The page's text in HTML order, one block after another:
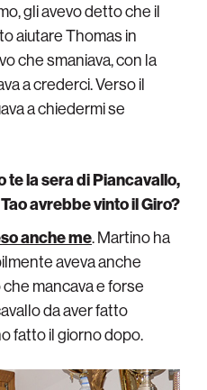
gli avevo detto che il
aiutare Thomas in
che smaniava, con la
a crederci. Verso il
a chiedermi se
te la sera di Piancavallo,
avrebbe vinto il Giro?
anche me. Martino ha
aveva anche
mancava e forse
da aver fatto
fatto il giorno dopo.